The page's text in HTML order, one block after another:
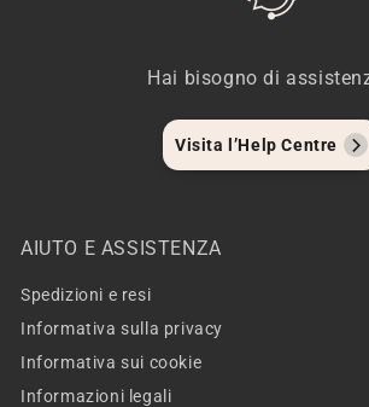
Hai bisogno di
Visita l’Help Centre
AIUTO E ASSISTENZA
Spedizioni e resi
Informativa sulla privacy
Informativa sui cookie
Informazioni legali